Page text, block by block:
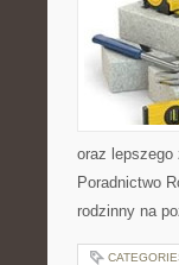
oraz lepszego
Poradnictwo
rodzinny na